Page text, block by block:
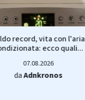
record, vita con l'aria
ecco quali...
07.08.2026
daAdnkronos